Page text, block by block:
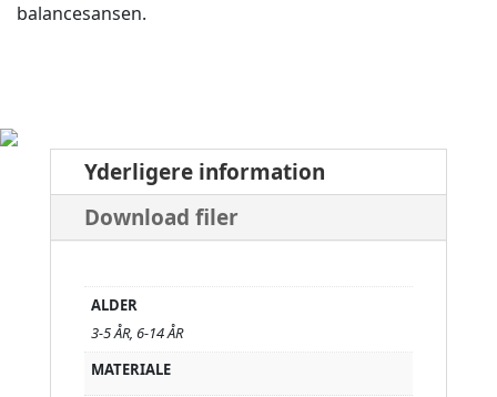
balancesansen.
Yderligere information
Download filer
ALDER
3-5 ÅR, 6-14 ÅR
MATERIALE